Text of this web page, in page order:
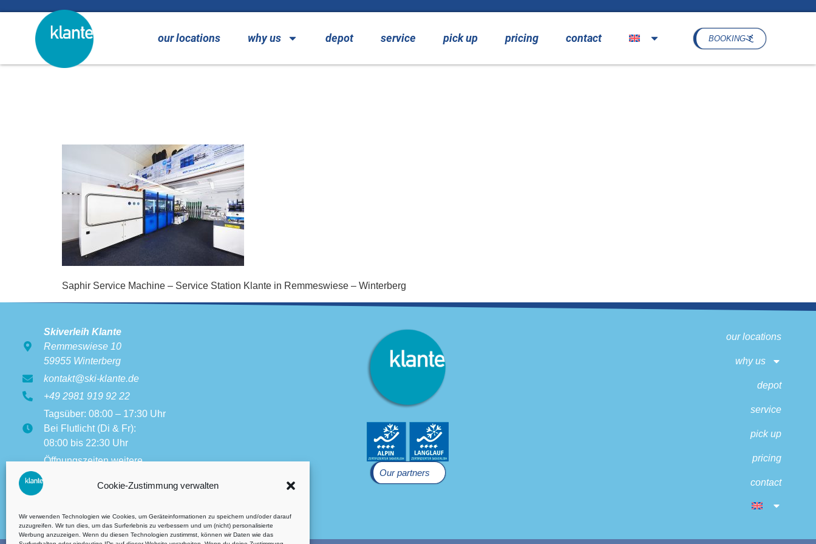
Cookie-Zustimmung verwalten
Wir verwenden Technologien wie Cookies, um Geräteinformationen zu speichern und/oder darauf
zuzugreifen. Wir tun dies, um das Surferlebnis zu verbessern und um (nicht) personalisierte
Werbung anzuzeigen. Wenn du diesen Technologien zustimmst, können wir Daten wie das
our locations why us depot service pick up pricing contact BOOKING
Saphir Service Machine – Service Station Klante in Remmeswiese – Winterberg
Skiverleih Klante
Remmeswiese 10
59955 Winterberg
kontakt@ski-klante.de
+49 2981 919 92 22
Tagsüber: 08:00 – 17:30 Uhr
Bei Flutlicht (Di & Fr):
08:00 bis 22:30 Uhr
Öffnungszeiten weitere
08:00 bis 17:30 Uhr
Our partners
our locations
why us
depot
service
pick up
pricing
contact